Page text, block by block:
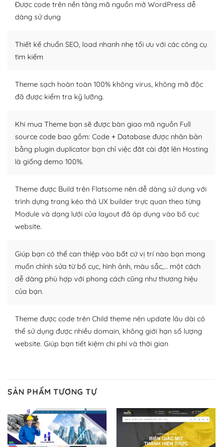
tìm kiếm chúng trên Internet hoặc nhờ chuyên gia.
Dễ dàng tùy chỉnh trên WordPress
– Sở hữu một cộng đồng lớn, sẵn sàng hỗ trợ
người cuồng tín WordPress.
kiếm những cộng đồng WordPress, họ sẽ giúp bạn trả
lời, giải đáp vấn đề của bạn.
Cộng đồng sử dụng WordPress sẵn sàng hỗ trợ bạn
Plugin mở rộng là thành phần cài đặt thêm vào
WordPress để tăng thêm các tính năng cần thiết. Có
nhiều plugin trả phí hoặc miễn phí.
plugin của WordPress rất phong phú. Bạn có thể thỏa
thích chọn lựa plugin và themes phù hợp cho mục đích
lập website của mình.
WordPress đa dạng plugin và themes
– Dễ sử dụng
Với mọi Hosting bất kỳ thì WordPress đều có thể dễ
dàng thiết lập vì thực tế nó đã cung cấp khoảng 60%
trang web WordPress của bạn.
Dễ dàng lựa chọn Hosting cho website WordPress
– Bảo mật cực tốt
Được code trên nền tảng mã nguồn mở WordPress dễ
dàng sử dụng
Thiết kế chuẩn SEO, load nhanh nhẹ tối ưu với các công cụ
tìm kiếm
Theme sạch hoàn toàn 100% không virus, không mã độc
đã được kiểm tra kỹ lưỡng.
Khi mua Theme bạn sẽ được bàn giao mã nguồn Full
source code bao gồm: Code + Database được nhân bản
bằng plugin duplicator bạn chỉ việc đăt cài đặt lên Hosting
là giống demo 100%.
Theme được Build trên Flatsome nên dễ dàng sử dụng với
trình dựng trang kéo thả UX builder trực quan theo từng
Module và dạng lưới của layout đã áp dụng vào bố cục
website.
Giúp bạn có thể can thiệp vào bất cứ vị trí nào bạn mong
muốn chỉnh sửa từ bố cục, hình ảnh, màu sắc,… một cách
dễ dàng phù hợp với phong cách cũng như thương hiệu
của bạn.
Theme được code trên Child theme nên update lâu dài có
thể sử dụng được nhiều domain, không giới hạn số lượng
website. Giúp bạn tiết kiệm chi phí và thời gian
SẢN PHẨM TƯƠNG TỰ